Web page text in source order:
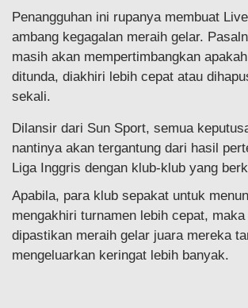
Penangguhan ini rupanya membuat
ambang kegagalan meraih gelar.
masih akan mempertimbangkan
ditunda, diakhiri lebih cepat atau
sekali.
Dilansir dari Sun Sport, semua
nantinya akan tergantung dari hasil
Liga Inggris dengan klub-klub yang
Apabila, para klub sepakat untuk
mengakhiri turnamen lebih cepat,
dipastikan meraih gelar juara mereka
mengeluarkan keringat lebih banyak.